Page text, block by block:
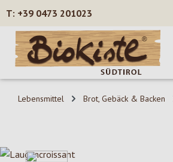
Zum Hauptinhalt springen
+39 0473 201023
Lebensmittel Brot, Gebäck & Backen
Bildergalerie überspringen